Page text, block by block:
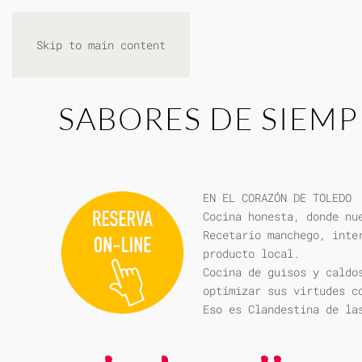
Skip to main content
SABORES DE
EN EL CORAZÓN DE TOLEDO
Cocina honesta, donde
Recetario manchego,
producto local.
Cocina de guisos y
optimizar sus virtudes
Eso es Clandestina de